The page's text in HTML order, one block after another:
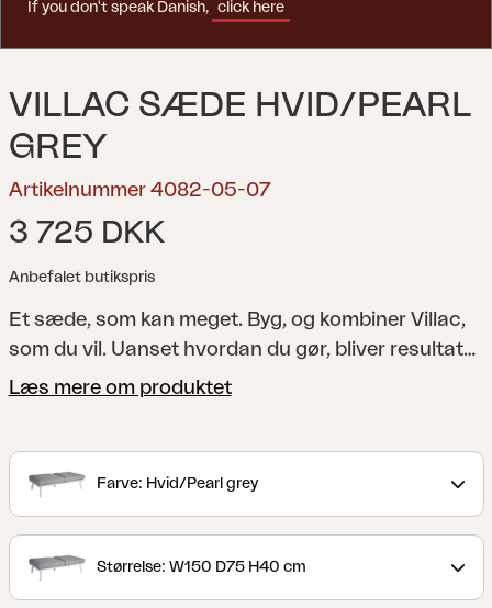
VILLAC SÆDE HVID/PEARL
GREY
Artikelnummer 4082-05-07
3 725 DKK
Anbefalet butikspris
Et sæde, som kan meget. Byg, og kombiner Villac,
som du vil. Uanset hvordan du gør, bliver resultatet
et moderne samlingspunkt til de afslappende
Byg som du vil, og ram ind med Villac arm-/ryglæn
(sælges separat) samt ryghynde (sælges separat).
kan sættes sammen i flere forskellige elegante
kombinationer. Villac-seriens bedste egenskab er
Læs mere om produktet
Farve: Hvid/Pearl grey
Størrelse: W150 D75 H40 cm
If you don't speak Danish, click here